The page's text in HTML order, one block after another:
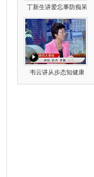
丁新生讲爱忘事防痴呆
韦云讲从步态知健康